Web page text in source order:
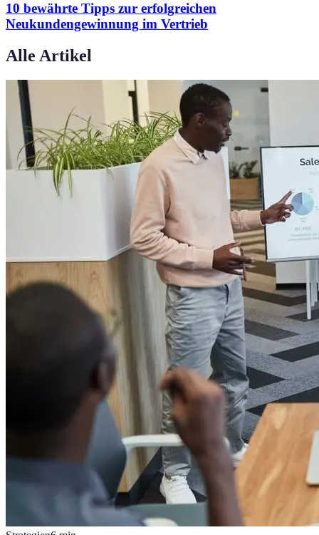
10 bewährte Tipps zur erfolgreichen
Neukundengewinnung im Vertrieb
Alle Artikel